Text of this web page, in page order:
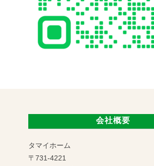
会社概要
タマイホーム
〒731-4221